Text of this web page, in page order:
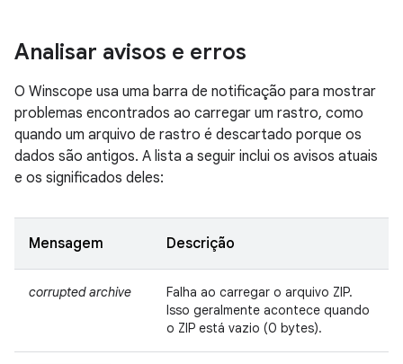
Analisar avisos e erros
O Winscope usa uma barra de notificação para mostrar
problemas encontrados ao carregar um rastro, como
quando um arquivo de rastro é descartado porque os
dados são antigos. A lista a seguir inclui os avisos atuais
e os significados deles:
Mensagem Descrição
corrupted archive
Falha ao carregar o arquivo ZIP.
Isso geralmente acontece quando
o ZIP está vazio (0 bytes).